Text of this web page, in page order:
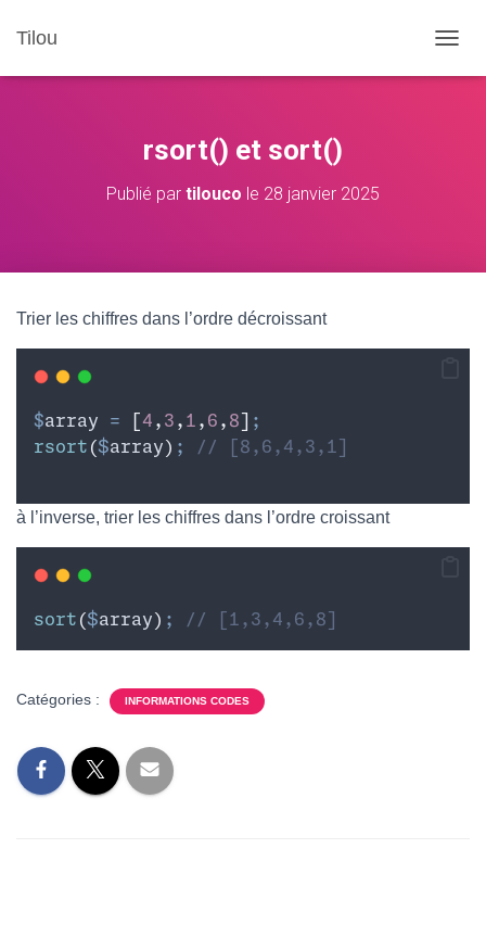
Tilou
É
rsort() et sort()
Publié par tilouco le 28 janvier 2025
Trier les chiffres dans l’ordre décroissant
$array = 4 , 3 , 1 , 6 , 8
;
rsort ($array ) ; // [8,6,4,3,1]
à l’inverse, trier les chiffres dans l’ordre croissant
sort ($array ) ; // [1,3,4,6,8]
Catégories : INFORMATIONS CODES